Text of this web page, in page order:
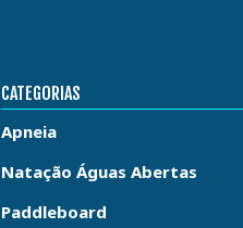
CATEGORIAS
Apneia
Natação Águas Abertas
Paddleboard